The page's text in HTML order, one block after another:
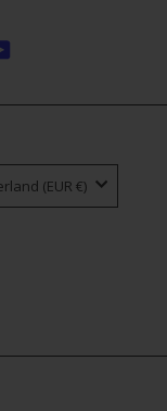
Nederland (EUR €)